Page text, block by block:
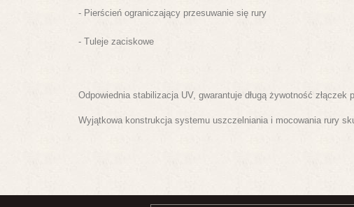
- Pierścień ograniczający przesuwanie się rury
- Tuleje zaciskowe
Odpowiednia stabilizacja UV, gwarantuje długą żywotność
Wyjątkowa konstrukcja systemu uszczelniania i mocowania rury